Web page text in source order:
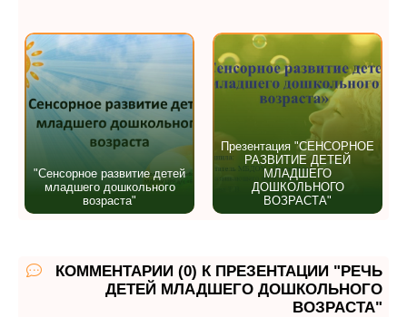
"Сенсорное развитие детей
младшего дошкольного
возраста"
Презентация "СЕНСОРНОЕ
РАЗВИТИЕ ДЕТЕЙ
МЛАДШЕГО
ДОШКОЛЬНОГО
ВОЗРАСТА"
КОММЕНТАРИИ (0) К ПРЕЗЕНТАЦИИ "РЕЧЬ
ДЕТЕЙ МЛАДШЕГО ДОШКОЛЬНОГО
ВОЗРАСТА"